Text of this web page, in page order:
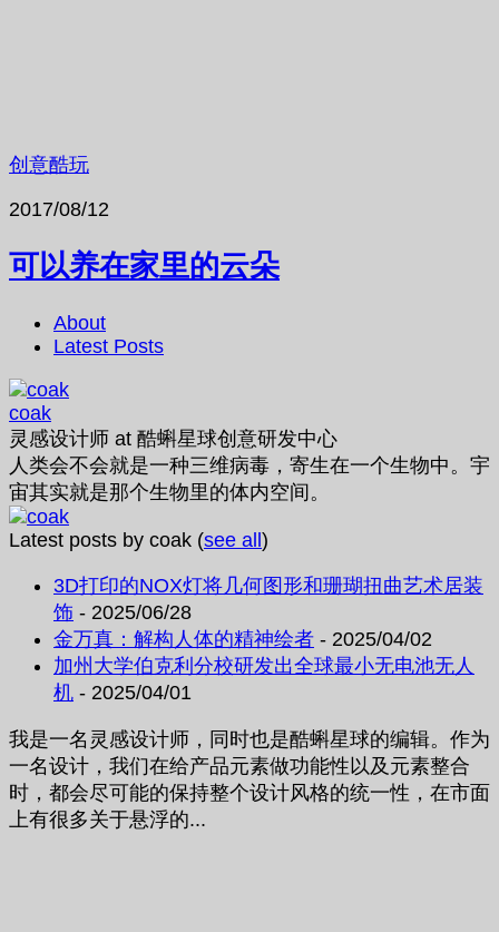
创意酷玩
2017/08/12
可以养在家里的云朵
About
Latest Posts
coak
灵感设计师 at 酷蝌星球创意研发中心
人类会不会就是一种三维病毒，寄生在一个生物中。宇
宙其实就是那个生物里的体内空间。
Latest posts by coak (see all)
3D打印的NOX灯将几何图形和珊瑚扭曲艺术居装
饰 - 2025/06/28
金万真：解构人体的精神绘者 - 2025/04/02
加州大学伯克利分校研发出全球最小无电池无人
机 - 2025/04/01
我是一名灵感设计师，同时也是酷蝌星球的编辑。作为
一名设计，我们在给产品元素做功能性以及元素整合
时，都会尽可能的保持整个设计风格的统一性，在市面
上有很多关于悬浮的...